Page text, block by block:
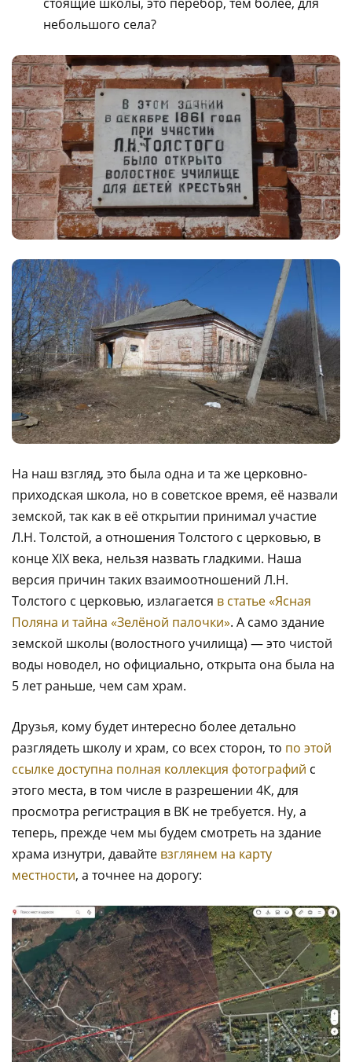
небольшого села?
На наш взгляд, это была одна и та же церковно-
приходская школа, но в советское время, её назвали
земской, так как в её открытии принимал участие
Л.Н. Толстой, а отношения Толстого с церковью, в
конце XIX века, нельзя назвать гладкими. Наша
версия причин таких взаимоотношений Л.Н.
Толстого с церковью, излагается в статье «Ясная
Поляна и тайна «Зелёной палочки». А само здание
земской школы (волостного училища) — это чистой
воды новодел, но официально, открыта она была на
5 лет раньше, чем сам храм.
Друзья, кому будет интересно более детально
разглядеть школу и храм, со всех сторон, то по этой
ссылке доступна полная коллекция фотографий с
этого места, в том числе в разрешении 4К, для
просмотра регистрация в ВК не требуется. Ну, а
теперь, прежде чем мы будем смотреть на здание
храма изнутри, давайте взглянем на карту
местности, а точнее на дорогу: